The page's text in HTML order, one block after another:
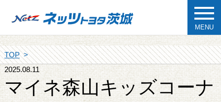
MENU
TOP
2025.08.11
マイネ森山キッズコーナ